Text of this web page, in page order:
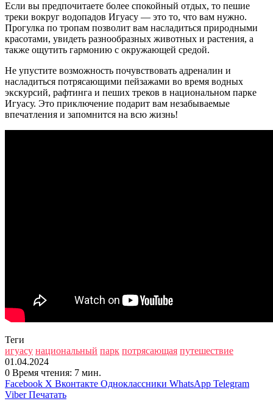
Если вы предпочитаете более спокойный отдых, то пешие
треки вокруг водопадов Игуасу — это то, что вам нужно.
Прогулка по тропам позволит вам насладиться природными
красотами, увидеть разнообразных животных и растения, а
также ощутить гармонию с окружающей средой.
Не упустите возможность почувствовать адреналин и
насладиться потрясающими пейзажами во время водных
экскурсий, рафтинга и пеших треков в национальном парке
Игуасу. Это приключение подарит вам незабываемые
впечатления и запомнится на всю жизнь!
Теги
игуасу национальный парк потрясающая путешествие
01.04.2024
0 Время чтения: 7 мин.
Facebook X Вконтакте Одноклассники WhatsApp Telegram
Viber Печатать